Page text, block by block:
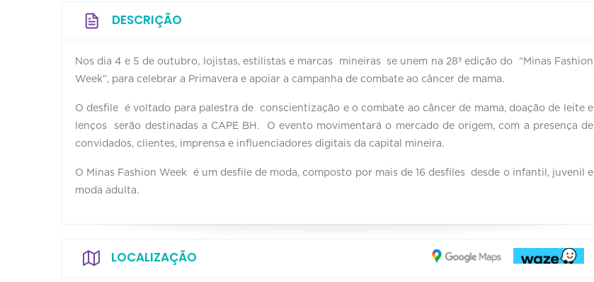
DESCRIÇÃO
Nos dia 4 e 5 de outubro, lojistas, estilistas e marcas mineiras se unem na 28º edição do “Minas Fashion
Week”, para celebrar a Primavera e apoiar a campanha de combate ao câncer de mama.
O desfile é voltado para palestra de conscientização e o combate ao câncer de mama, doação de leite e
lenços serão destinadas a CAPE BH. O evento movimentará o mercado de origem, com a presença de
convidados, clientes, imprensa e influenciadores digitais da capital mineira.
O Minas Fashion Week é um desfile de moda, composto por mais de 16 desfiles desde o infantil, juvenil e
moda adulta.
LOCALIZAÇÃO